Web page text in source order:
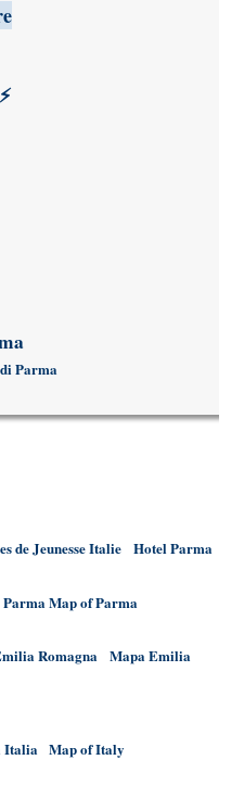
⚡
Parma
de Jeunesse Italie Hotel Parma
Map of Parma
Romagna Mapa Emilia
Italia Map of Italy